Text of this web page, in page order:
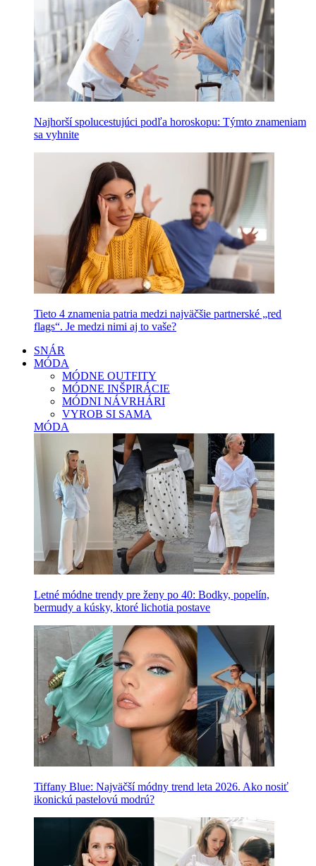
Najhorší spolucestujúci podľa horoskopu: Týmto znameniam
sa vyhnite
Tieto 4 znamenia patria medzi najväčšie partnerské „red
flags“. Je medzi nimi aj to vaše?
SNÁR
MÓDA
MÓDNE OUTFITY
MÓDNE INŠPIRÁCIE
MÓDNI NÁVRHÁRI
VYROB SI SAMA
MÓDA
Letné módne trendy pre ženy po 40: Bodky, popelín,
bermudy a kúsky, ktoré lichotia postave
Tiffany Blue: Najväčší módny trend leta 2026. Ako nosiť
ikonickú pastelovú modrú?